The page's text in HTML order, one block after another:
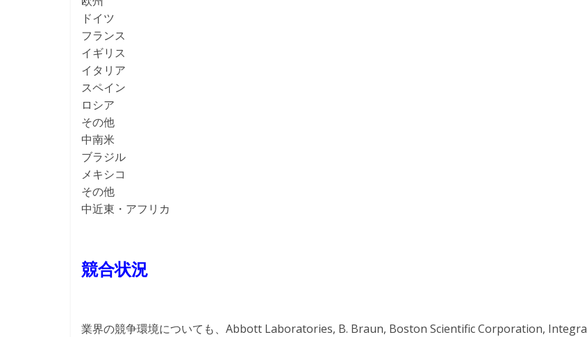
ドイツ
フランス
イギリス
イタリア
スペイン
ロシア
その他
中南米
ブラジル
メキシコ
その他
中近東・アフリカ
競合状況
業界の競争環境についても、Abbott Laboratories, B. Braun, Boston Scientific Corporation, Integra